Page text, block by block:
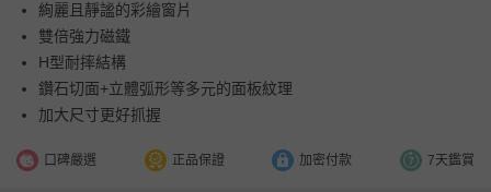
絢麗且靜謐的彩繪窗片
雙倍強力磁鐵
H型耐摔結構
鑽石切面+立體弧形等多元的面板紋理
加大尺寸更好抓握
口碑嚴選 正品保證 加密付款 7天鑑賞